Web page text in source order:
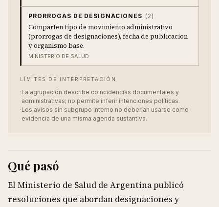
PRORROGAS DE DESIGNACIONES ( 2)
Comparten tipo de movimiento administrativo
(prorrogas de designaciones), fecha de publicacion
y organismo base.
MINISTERIO DE SALUD
LÍMITES DE INTERPRETACIÓN
·La agrupación describe coincidencias documentales y
administrativas; no permite inferir intenciones políticas.
·Los avisos sin subgrupo interno no deberían usarse como
evidencia de una misma agenda sustantiva.
Qué pasó
El Ministerio de Salud de Argentina publicó
resoluciones que abordan designaciones y